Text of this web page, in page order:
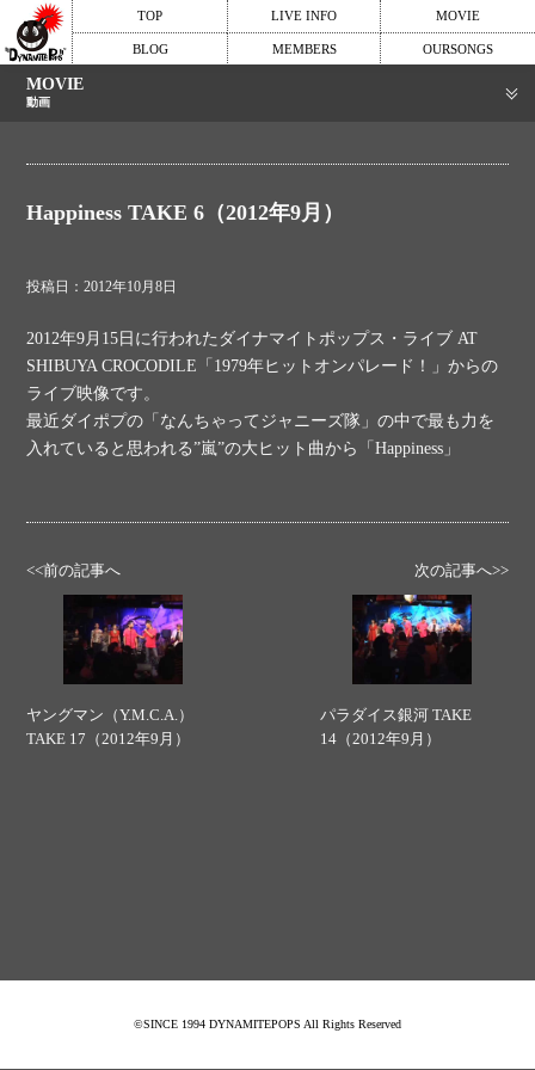
TOP LIVE INFO MOVIE
BLOG MEMBERS OURSONGS
MOVIE
動画
Happiness TAKE 6（2012年9月）
投稿日：2012年10月8日
2012年9月15日に行われたダイナマイトポップス・ライブ AT
SHIBUYA CROCODILE「1979年ヒットオンパレード！」からの
ライブ映像です。
最近ダイポプの「なんちゃってジャニーズ隊」の中で最も力を
入れていると思われる”嵐”の大ヒット曲から「Happiness」
<<前の記事へ
ヤングマン（Y.M.C.A.）
TAKE 17（2012年9月）
次の記事へ>>
パラダイス銀河 TAKE
14（2012年9月）
©SINCE 1994 DYNAMITEPOPS All Rights Reserved